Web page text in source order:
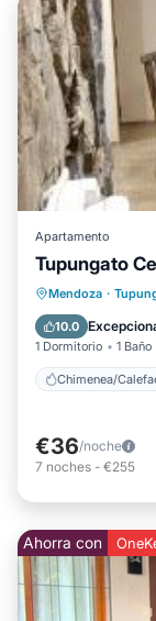
Apartamento
Tupungato
Mendoza ·
10.0
1 Dormitorio 1 Baño
Chimenea/
Aire
€36/noche
7 noches - €255
Ahorra con